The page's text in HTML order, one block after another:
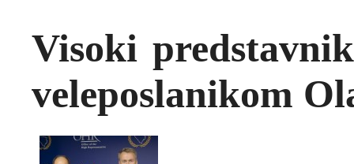
Visoki
veleposlanikom